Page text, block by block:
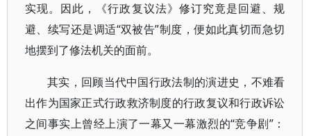
实现。因此，《行政复议法》修订究竟是回避、规
避、续写还是调适“双被告”制度，便如此真切而急切
地摆到了修法机关的面前。
其实，回顾当代中国行政法制的演进史，不难看
出作为国家正式行政救济制度的行政复议和行政诉讼
之间事实上曾经上演了一幕又一幕激烈的“竞争剧”：